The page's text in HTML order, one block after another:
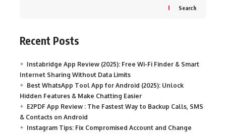
Search
Recent Posts
Instabridge App Review (2025): Free Wi-Fi Finder & Smart
Internet Sharing Without Data Limits
Best WhatsApp Tool App for Android (2025): Unlock
Hidden Features & Make Chatting Easier
E2PDF App Review : The Fastest Way to Backup Calls, SMS
& Contacts on Android
Instagram Tips: Fix Compromised Account and Change